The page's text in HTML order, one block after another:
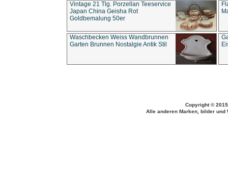
Vintage 21 Tlg. Porzellan Teeservice
Japan China Geisha Rot
Goldbemalung 50er
Waschbecken Weiss Wandbrunnen
Garten Brunnen Nostalgie Antik Stil
Copyright ©
Alle anderen Marken, bilder und